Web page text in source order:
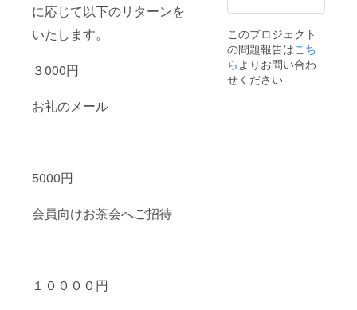
に応じて以下のリターンを
いたします。
３000円
お礼のメール
5000円
会員向けお茶会へご招待
１００００円
したいとい
う希望は出
さなかった
が、英語が
このプロジェクト
の問題報告はこち
らよりお問い合わ
せください